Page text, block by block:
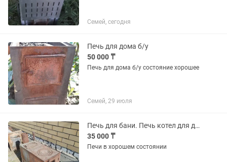
Семей, сегодня
Печь для дома б/у
50 000 ₸
Печь для дома б/у состояние хорошее
Семей, 29 июля
Печь для бани. Печь котел для дома
35 000 ₸
Печи в хорошем состоянии